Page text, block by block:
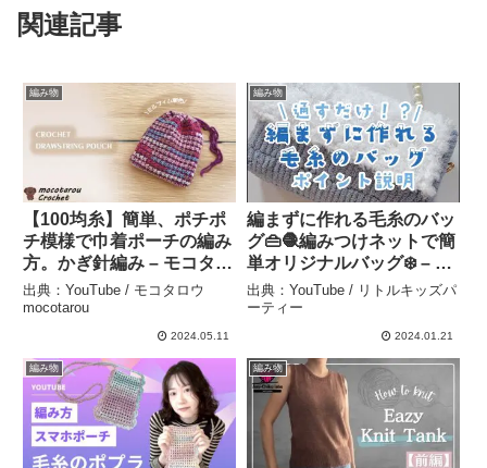
関連記事
編み物
【100均糸】簡単、ポチポ
チ模様で巾着ポーチの編み
方。かぎ針編み – モコタロ
ウmocotarou
出典：YouTube / モコタロウ
mocotarou
2024.05.11
編み物
編まずに作れる毛糸のバッ
グ👜🧶編みつけネットで簡
単オリジナルバッグ❄️ – リ
トルキッズパーティー
出典：YouTube / リトルキッズパ
ーティー
2024.01.21
編み物 編み物